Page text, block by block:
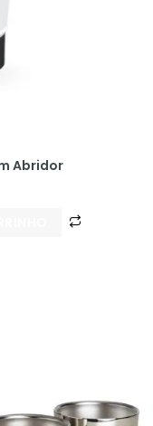
Abridor